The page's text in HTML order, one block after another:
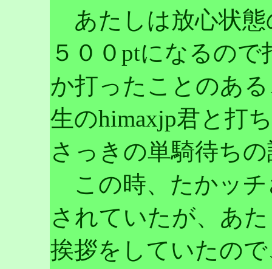
あたしは放心状態
５００ptになるの
か打ったことのあ
生のhimaxjp君と打
さっきの単騎待ち
この時、たかッチ
されていたが、あ
挨拶をしていたの